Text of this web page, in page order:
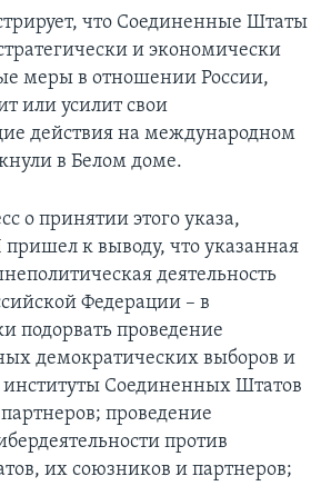
что Соединенные Штаты
и экономически
меры в отношении России,
или усилит свои
действия на международном
в Белом доме.
о принятии этого указа,
к выводу, что указанная
деятельность
Федерации – в
подорвать проведение
демократических выборов и
Соединенных Штатов
проведение
против
их союзников и партнеров;